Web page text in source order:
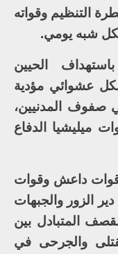
التنظيم وقواته
شبه يومي.
الحيين
عشوائي مؤدية
صفوف المدنيين،
ميليشيا الدفاع
قوات داعش وقوات
الزور والجبهات
المتبادل بين
والجرحى في